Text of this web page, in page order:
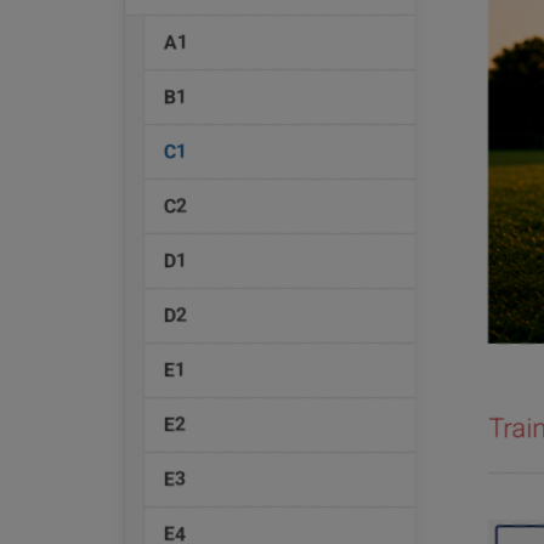
A1
B1
C1
C2
D1
D2
E1
E2
E3
E4